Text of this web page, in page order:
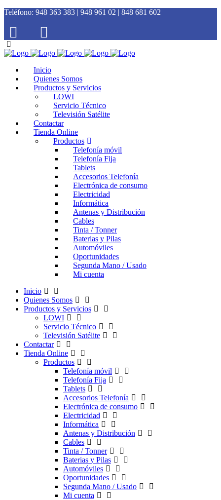
Teléfono: 948 363 383 | 948 961 02 | 848 681 602
Inicio
Quienes Somos
Productos y Servicios
LOWI
Servicio Técnico
Televisión Satélite
Contactar
Tienda Online
Productos
Telefonía móvil
Telefonía Fija
Tablets
Accesorios Telefonía
Electrónica de consumo
Electricidad
Informática
Antenas y Distribución
Cables
Tinta / Tonner
Baterias y Pilas
Automóviles
Oportunidades
Segunda Mano / Usado
Mi cuenta
Inicio
Quienes Somos
Productos y Servicios
LOWI
Servicio Técnico
Televisión Satélite
Contactar
Tienda Online
Productos
Telefonía móvil
Telefonía Fija
Tablets
Accesorios Telefonía
Electrónica de consumo
Electricidad
Informática
Antenas y Distribución
Cables
Tinta / Tonner
Baterias y Pilas
Automóviles
Oportunidades
Segunda Mano / Usado
Mi cuenta